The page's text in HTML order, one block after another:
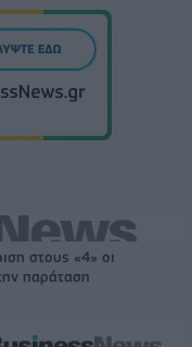
στους «4» οι
παράταση